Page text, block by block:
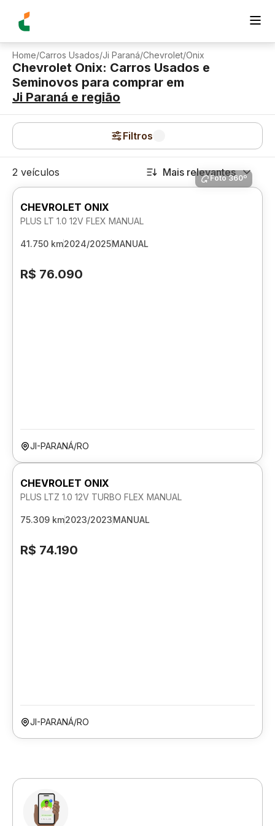
Home/Carros Usados/Ji Paraná/Chevrolet/Onix
Chevrolet Onix: Carros Usados e
Seminovos para comprar em
Ji Paraná e região
Filtros
2 veículos Mais relevantes
Foto 360º
CHEVROLET ONIX
PLUS LT 1.0 12V FLEX MANUAL
41.750 km2024/2025MANUAL
R$ 76.090
JI-PARANÁ/RO
CHEVROLET ONIX
PLUS LTZ 1.0 12V TURBO FLEX MANUAL
75.309 km2023/2023MANUAL
R$ 74.190
JI-PARANÁ/RO